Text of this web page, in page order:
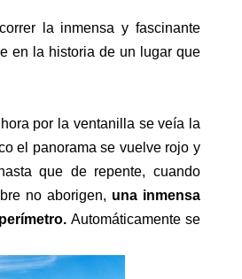
la inmensa y fascinante
en la historia de un lugar que
por la ventanilla se veía la
el panorama se vuelve rojo y
que de repente, cuando
no aborigen, una inmensa
Automáticamente se